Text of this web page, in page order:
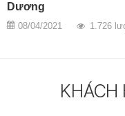
Trung Ruồi
17/12/2020 1.607
KHÁCH